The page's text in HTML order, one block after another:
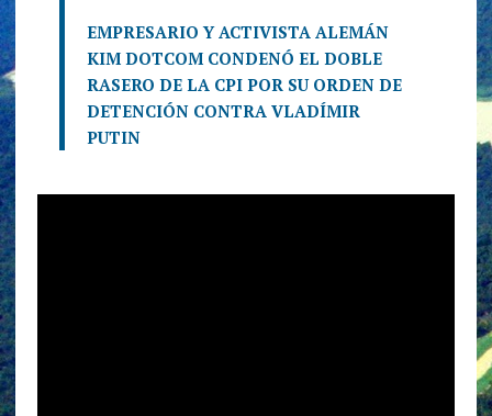
EMPRESARIO Y ACTIVISTA ALEMÁN
KIM DOTCOM CONDENÓ EL DOBLE
RASERO DE LA CPI POR SU ORDEN DE
DETENCIÓN CONTRA VLADÍMIR
PUTIN